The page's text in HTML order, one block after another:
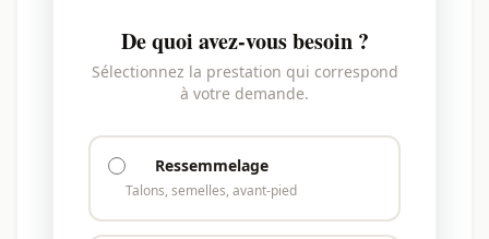
De quoi avez-vous besoin ?
Sélectionnez la prestation qui correspond
à votre demande.
Ressemmelage
Talons, semelles, avant-pied